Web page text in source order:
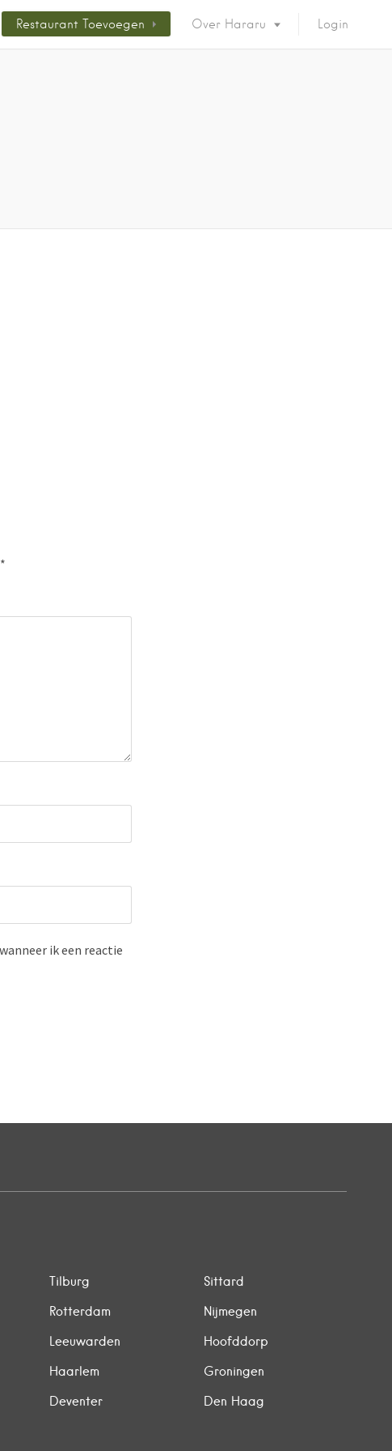
Restaurant Toevoegen Over Hararu Login
*
ik een reactie
Tilburg
Sittard
Rotterdam
Nijmegen
Leeuwarden
Hoofddorp
Haarlem
Groningen
Deventer Den Haag